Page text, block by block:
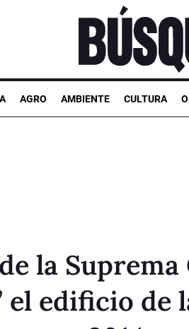
AGRO AMBIENTE CULTURA
la Suprema
el edificio de